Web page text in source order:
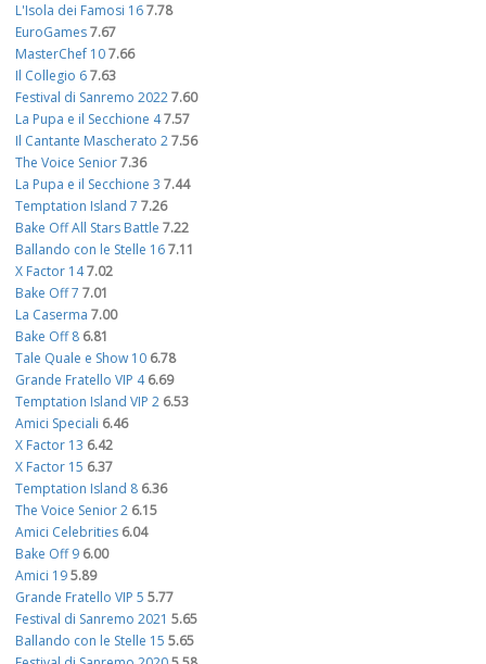
L'Isola dei Famosi 167.78
EuroGames7.67
MasterChef 107.66
Il Collegio 67.63
Festival di Sanremo 20227.60
La Pupa e il Secchione 47.57
Il Cantante Mascherato 27.56
The Voice Senior7.36
La Pupa e il Secchione 3 7.44
Temptation Island 7 7.26
Bake Off All Stars Battle 7.22
Ballando con le Stelle 167.11
X Factor 147.02
Bake Off 7 7.01
La Caserma 7.00
Bake Off 8 6.81
Tale Quale e Show 10 6.78
Grande Fratello VIP 4 6.69
Temptation Island VIP 2 6.53
Amici Speciali 6.46
X Factor 13 6.42
X Factor 15 6.37
Temptation Island 8 6.36
The Voice Senior 2 6.15
Amici Celebrities 6.04
Bake Off 9 6.00
Amici 195.89
Grande Fratello VIP 5 5.77
Festival di Sanremo 2021 5.65
Ballando con le Stelle 15 5.65